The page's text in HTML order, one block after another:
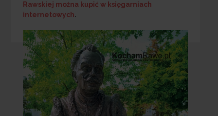
Rawskiej można kupić w księgarniach
internetowych.